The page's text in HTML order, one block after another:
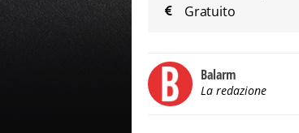
Gratuito
Balarm
La redazione